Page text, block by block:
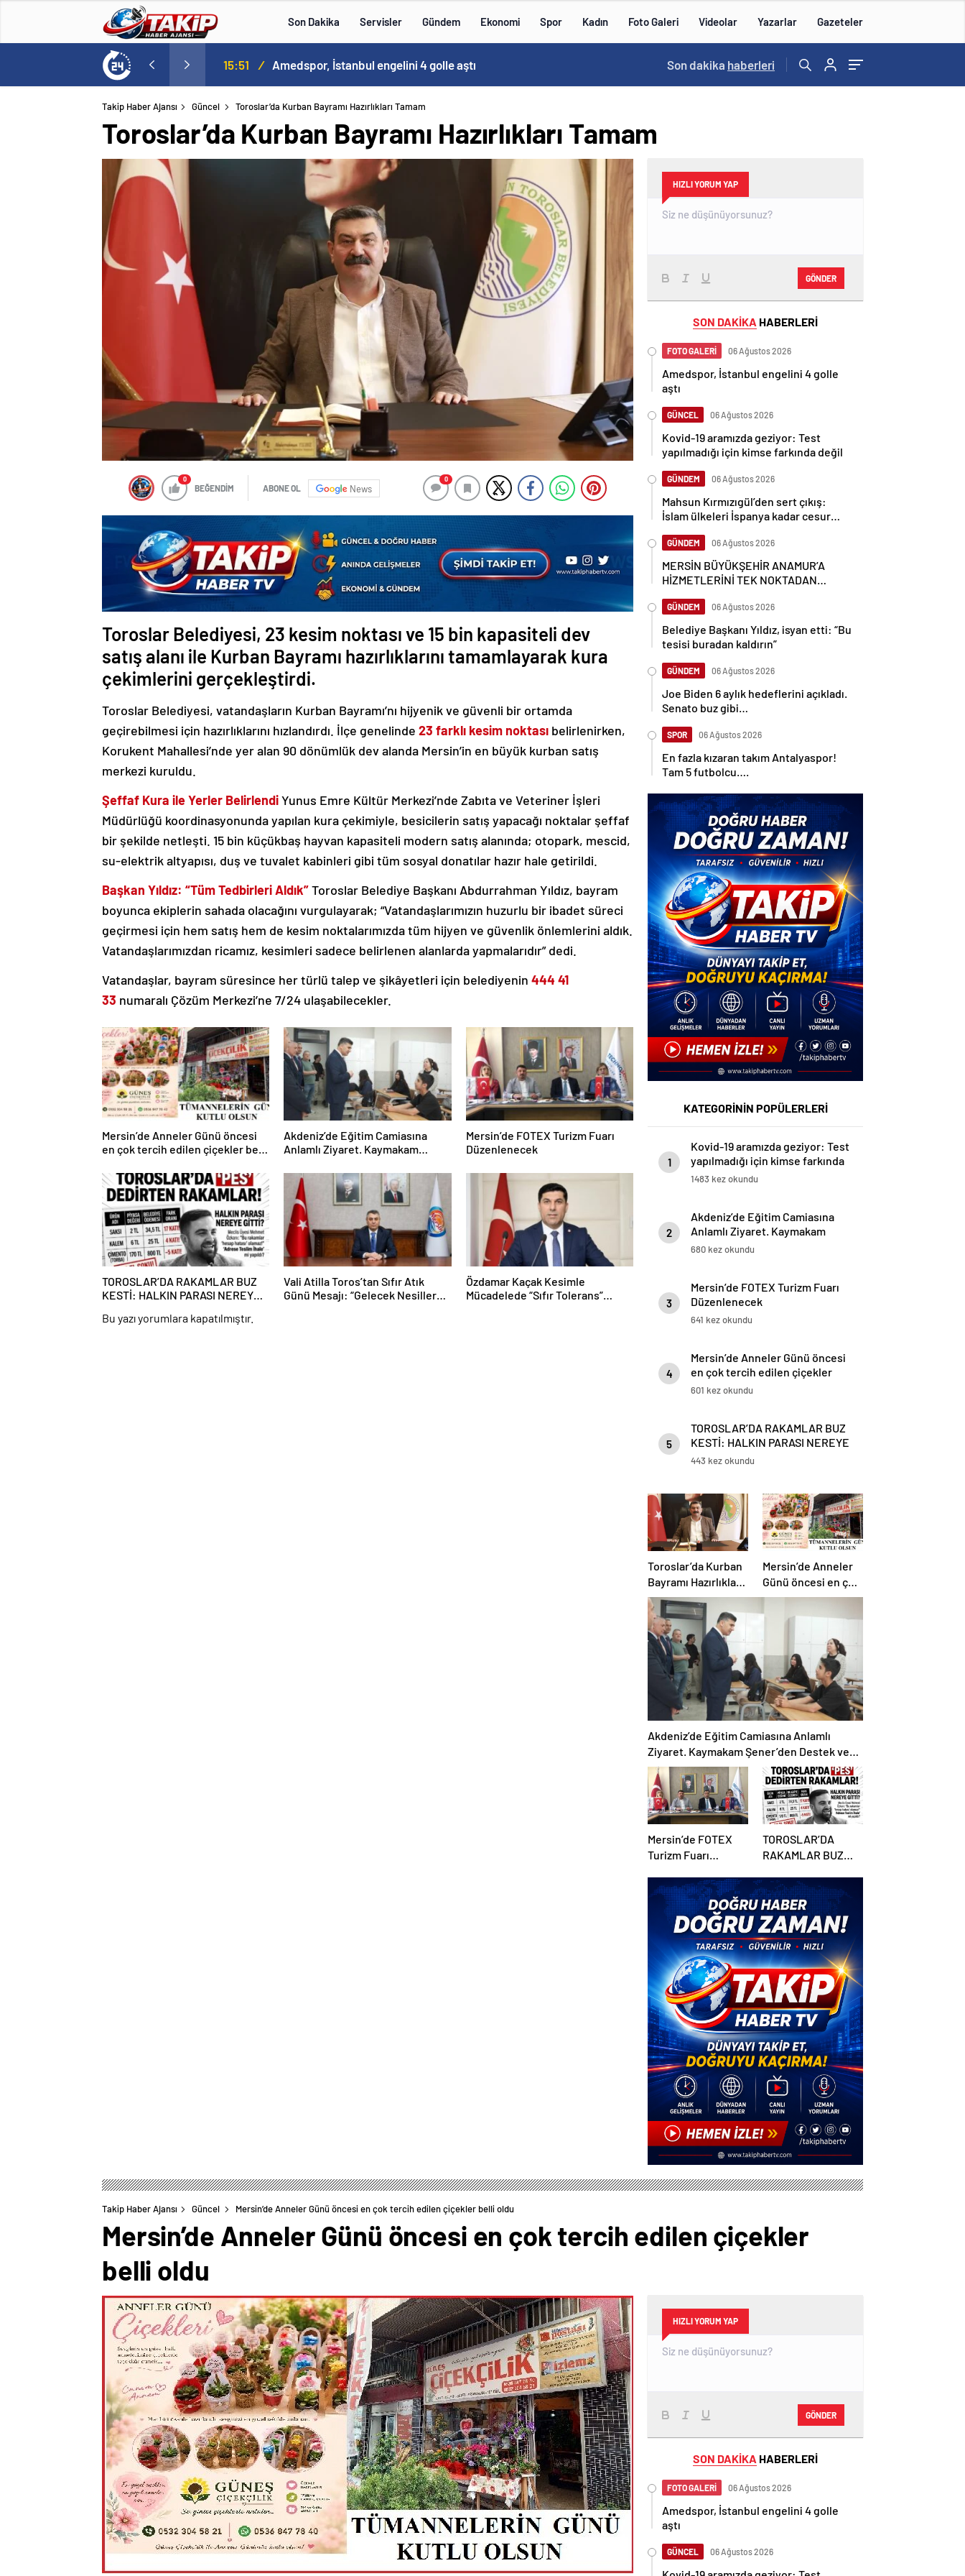
Son Dakika Servisler Gündem Ekonomi Spor Kadın Foto Galeri Videolar Yazarlar Gazeteler
13:00 / 14:43 /
Son dakika haberleri
Takip Haber Ajansı Güncel Toroslar’da Kurban Bayramı Hazırlıkları Tamam
Toroslar’da Kurban Bayramı Hazırlıkları Tamam
0
BEĞENDİM ABONE OL News
0
Toroslar Belediyesi, 23 kesim noktası ve 15 bin kapasiteli dev
satış alanı ile Kurban Bayramı hazırlıklarını tamamlayarak kura
çekimlerini gerçekleştirdi.
Toroslar Belediyesi, vatandaşların Kurban Bayramı’nı hijyenik ve güvenli bir ortamda
geçirebilmesi için hazırlıklarını hızlandırdı. İlçe genelinde 23 farklı kesim noktası belirlenirken,
Korukent Mahallesi’nde yer alan 90 dönümlük dev alanda Mersin’in en büyük kurban satış
merkezi kuruldu.
Şeffaf Kura ile Yerler BelirlendiYunus Emre Kültür Merkezi’nde Zabıta ve Veteriner İşleri
Müdürlüğü koordinasyonunda yapılan kura çekimiyle, besicilerin satış yapacağı noktalar şeffaf
bir şekilde netleşti. 15 bin küçükbaş hayvan kapasiteli modern satış alanında; otopark, mescid,
su-elektrik altyapısı, duş ve tuvalet kabinleri gibi tüm sosyal donatılar hazır hale getirildi.
Başkan Yıldız: “Tüm Tedbirleri Aldık”Toroslar Belediye Başkanı Abdurrahman Yıldız, bayram
boyunca ekiplerin sahada olacağını vurgulayarak; “Vatandaşlarımızın huzurlu bir ibadet süreci
geçirmesi için hem satış hem de kesim noktalarımızda tüm hijyen ve güvenlik önlemlerini aldık.
Vatandaşlarımızdan ricamız, kesimleri sadece belirlenen alanlarda yapmalarıdır” dedi.
Vatandaşlar, bayram süresince her türlü talep ve şikâyetleri için belediyenin 444 41
33 numaralı Çözüm Merkezi’ne 7/24 ulaşabilecekler.
Mersin’de Anneler Günü öncesi
en çok tercih edilen çiçekler belli
Akdeniz’de Eğitim Camiasına
Anlamlı Ziyaret. Kaymakam
Mersin’de FOTEX Turizm Fuarı
Düzenlenecek
TOROSLAR’DA RAKAMLAR BUZ
KESTİ: HALKIN PARASI NEREYE
Vali Atilla Toros’tan Sıfır Atık
Günü Mesajı: “Gelecek Nesillere
Özdamar Kaçak Kesimle
Mücadelede “Sıfır Tolerans”
Bu yazı yorumlara kapatılmıştır.
HIZLI YORUM YAP
GÖNDER
SON DAKİKA HABERLERİ
FOTO GALERİ 06 Ağustos 2026
Amedspor, İstanbul engelini 4 golle
aştı
GÜNCEL 06 Ağustos 2026
Kovid-19 aramızda geziyor: Test
yapılmadığı için kimse farkında değil
GÜNDEM 06 Ağustos 2026
Mahsun Kırmızıgül’den sert çıkış:
İslam ülkeleri İspanya kadar cesur
GÜNDEM 06 Ağustos 2026
MERSİN BÜYÜKŞEHİR ANAMUR’A
HİZMETLERİNİ TEK NOKTADAN
GÜNDEM 06 Ağustos 2026
Belediye Başkanı Yıldız, isyan etti: “Bu
tesisi buradan kaldırın”
GÜNDEM 06 Ağustos 2026
Joe Biden 6 aylık hedeflerini açıkladı.
Senato buz gibi…
SPOR 06 Ağustos 2026
En fazla kızaran takım Antalyaspor!
Tam 5 futbolcu….
KATEGORİNİN POPÜLERLERİ
1
Kovid-19 aramızda geziyor: Test
yapılmadığı için kimse farkında
değil
1483 kez okundu
2
Akdeniz’de Eğitim Camiasına
Anlamlı Ziyaret. Kaymakam
Şener’den Destek ve Taziye
680 kez okundu
3
Mersin’de FOTEX Turizm Fuarı
Düzenlenecek
641 kez okundu
4
Mersin’de Anneler Günü öncesi
en çok tercih edilen çiçekler
belli oldu
601 kez okundu
5
TOROSLAR’DA RAKAMLAR BUZ
KESTİ: HALKIN PARASI NEREYE
GİTTİ?
443 kez okundu
Toroslar’da Kurban
Bayramı Hazırlıkları
Tamam
Mersin’de Anneler
Günü öncesi en çok
tercih edilen
çiçekler belli oldu
Akdeniz’de Eğitim Camiasına Anlamlı
Ziyaret. Kaymakam Şener’den Destek ve
Taziye
Mersin’de FOTEX
Turizm Fuarı
TOROSLAR’DA
RAKAMLAR BUZ
PARASI NEREYE
GİTTİ?
Takip Haber Ajansı Güncel Mersin’de Anneler Günü öncesi en çok tercih edilen çiçekler belli oldu
Mersin’de Anneler Günü öncesi en çok tercih edilen çiçekler
belli oldu
HIZLI YORUM YAP
GÖNDER
SON DAKİKA HABERLERİ
FOTO GALERİ 06 Ağustos 2026
Amedspor, İstanbul engelini 4 golle
aştı
GÜNCEL 06 Ağustos 2026